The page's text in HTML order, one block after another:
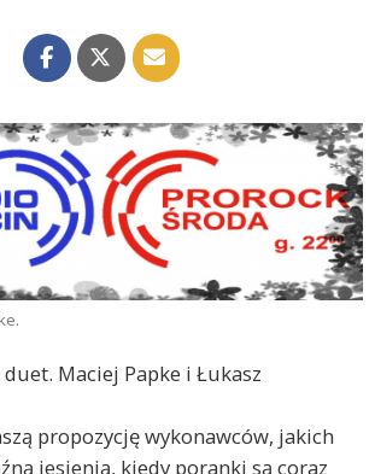
Maciej Papke i Łukasz
propozycję wykonawców, jakich
jesienią, kiedy poranki są coraz